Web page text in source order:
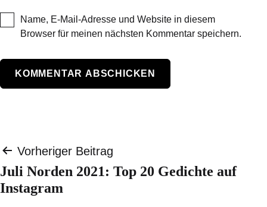
Name, E-Mail-Adresse und Website in diesem
Browser für meinen nächsten Kommentar speichern.
Beitragsnavigation
Vorheriger Beitrag
Juli Norden 2021: Top 20 Gedichte auf
Instagram